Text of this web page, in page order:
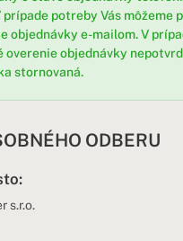
prípade potreby Vás môžeme
objednávky e-mailom. V
overenie objednávky
stornovaná.
ODBERU
s.r.o.